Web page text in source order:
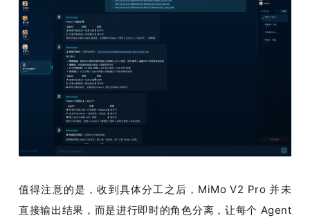
值得注意的是，收到具体分工之后，MiMo V2 Pro 并未
直接输出结果，而是进行即时的角色分离，让每个 Agent